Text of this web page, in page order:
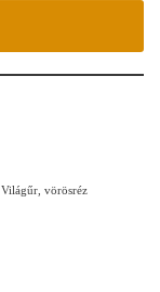
Világűr vörösréz